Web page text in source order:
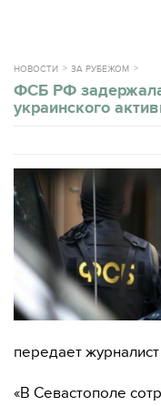
НОВОСТИ ЗА РУБЕЖОМ
ФСБ РФ
украинского
передает
«В Севастополе